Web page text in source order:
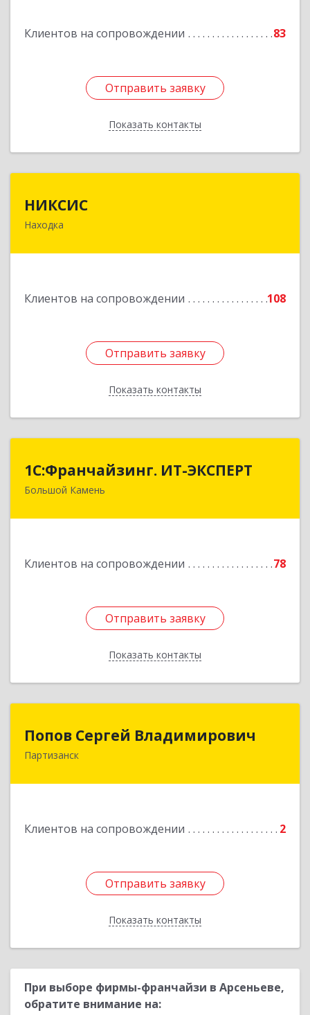
Клиентов на сопровождении 83
Отправить заявку
Показать контакты
Подробнее
Отправить заявку
Назад
НИКСИС
Находка
Клиентов на сопровождении 108
Отправить заявку
Показать контакты
Отправить заявку
Назад
1С:Франчайзинг. ИТ-ЭКСПЕРТ
Большой Камень
Клиентов на сопровождении 78
Отправить заявку
Показать контакты
1С:Франчайзинг. ИТ-ЭКСПЕРТ
692806, Приморский край, Большой Камень г,
Отправить заявку
Назад
Попов Сергей Владимирович
Партизанск
Клиентов на сопровождении 2
Отправить заявку
Показать контакты
Попов Сергей Владимирович
692922, Приморский край, г. Находка, ул.
Отправить заявку
Назад
При выборе фирмы-франчайзи в Арсеньеве,
обратите внимание на: